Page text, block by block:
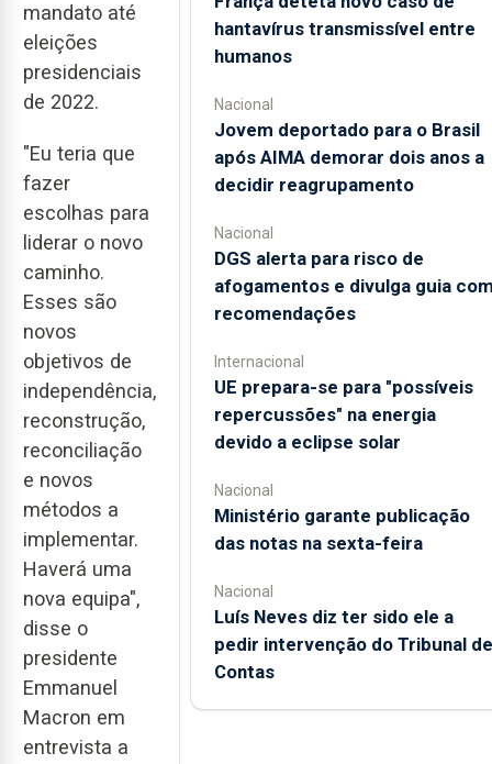
mandato até
eleições
presidenciais
de 2022.
"Eu teria que
fazer
escolhas para
liderar o novo
caminho.
Esses são
novos
objetivos de
independência,
reconstrução,
reconciliação
e novos
métodos a
implementar.
Haverá uma
nova equipa",
disse o
presidente
Emmanuel
Macron em
entrevista a
hantavírus transmissível entre
humanos
Nacional
Jovem deportado para o Brasil
após AIMA demorar dois anos a
decidir reagrupamento
Nacional
DGS alerta para risco de
afogamentos e divulga guia
recomendações
Internacional
UE prepara-se para "possíveis
repercussões" na energia
devido a eclipse solar
Nacional
Ministério garante publicação
das notas na sexta-feira
Nacional
Luís Neves diz ter sido ele a
pedir intervenção do Tribunal de
Contas